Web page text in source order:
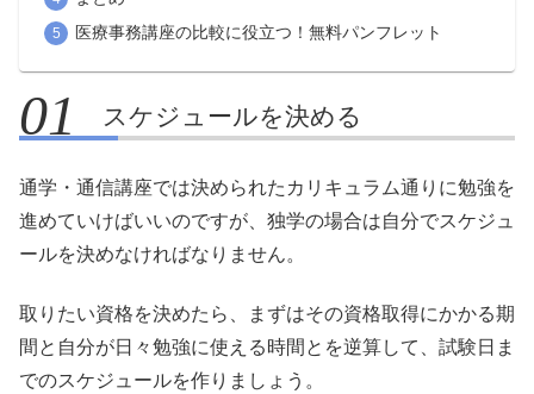
医療事務講座の比較に役立つ！無料パンフレット
スケジュールを決める
通学・通信講座では決められたカリキュラム通りに勉強を
進めていけばいいのですが、独学の場合は自分でスケジュ
ールを決めなければなりません。
取りたい資格を決めたら、まずはその資格取得にかかる期
間と自分が日々勉強に使える時間とを逆算して、試験日ま
でのスケジュールを作りましょう。